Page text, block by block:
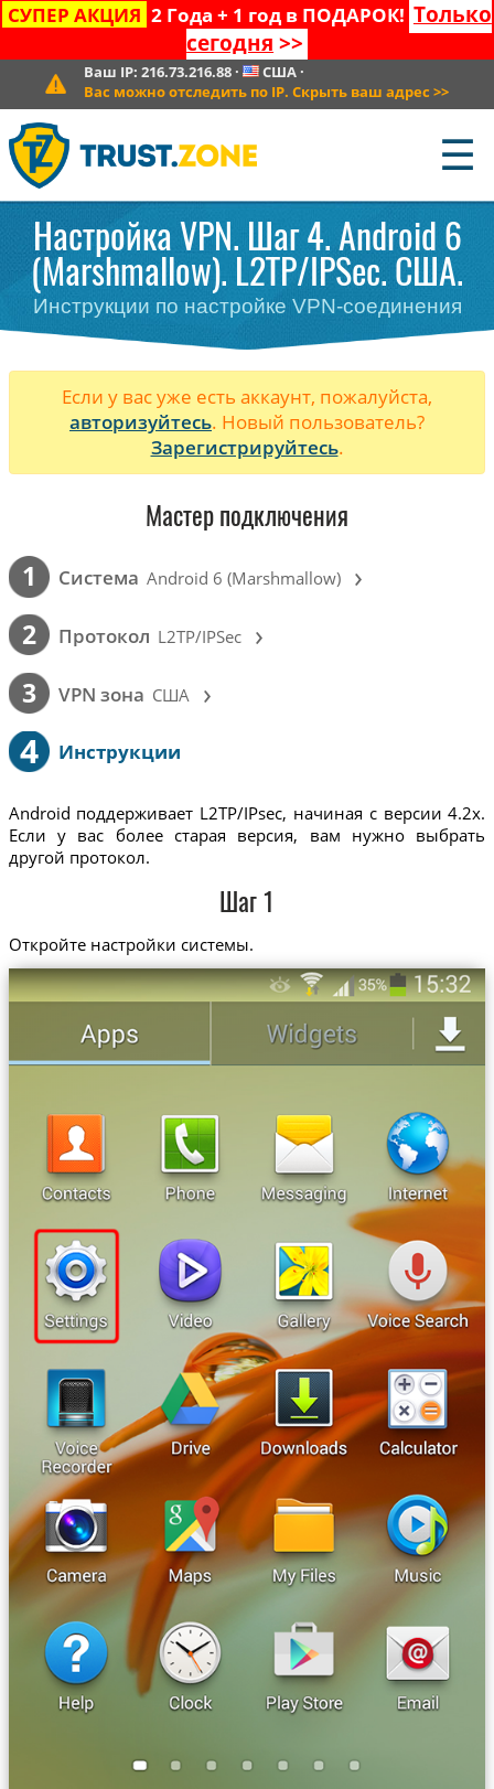
СУПЕР АКЦИЯ 2 Года + 1 год в ПОДАРОК! Только
сегодня >>
Ваш IP: 216.73.216.88· США·
Вас можно отследить по IP. Скрыть ваш адрес >>
☰
Настройка VPN. Шаг 4. Android 6
(Marshmallow). L2TP/IPSec. США.
Инструкции по настройке VPN-соединения
Если у вас уже есть аккаунт, пожалуйста,
авторизуйтесь. Новый пользователь?
Зарегистрируйтесь.
Мастер подключения
1 Cистема Android 6 (Marshmallow) ›
2 Протокол L2TP/IPSec ›
3 VPN зона США ›
4 Инструкции
Android поддерживает L2TP/IPsec, начиная с версии 4.2x.
Если у вас более старая версия, вам нужно выбрать
другой протокол.
Шаг 1
Откройте настройки системы.